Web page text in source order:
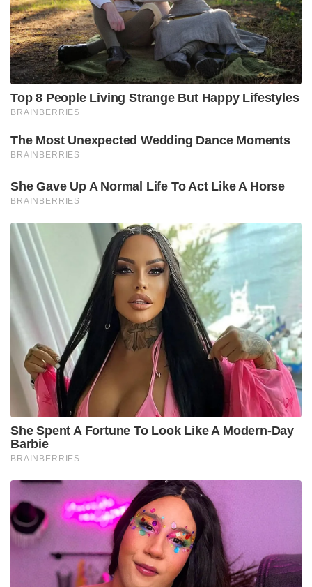
Top 8 People Living Strange But Happy Lifestyles
BRAINBERRIES
The Most Unexpected Wedding Dance Moments
BRAINBERRIES
She Gave Up A Normal Life To Act Like A Horse
BRAINBERRIES
She Spent A Fortune To Look Like A Modern-Day
Barbie
BRAINBERRIES